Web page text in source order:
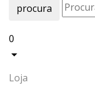
procura
0
Loja